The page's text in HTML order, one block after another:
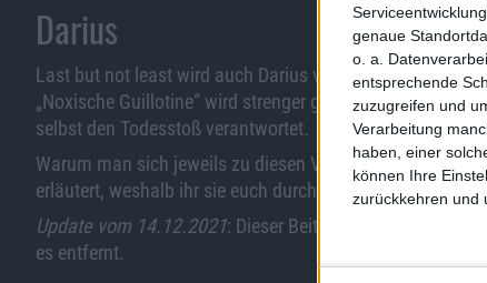
genaue
o. a.
entsprechende
zuzugreifen und
Verarbeitung
haben, einer
können Ihre
zurückkehren und
Darius
Last but not least wird auch Darius verändert. Der
„Noxische Guillotine“ wird strenger gehandhabt. Die
selbst den Todesstoß verantwortet.
Warum man sich jeweils zu diesen Veränderungen
erläutert, weshalb ihr sie euch durchaus ansehen solltet.
Update vom 14.12.2021: Dieser Beitrag enthielt ein
es entfernt.